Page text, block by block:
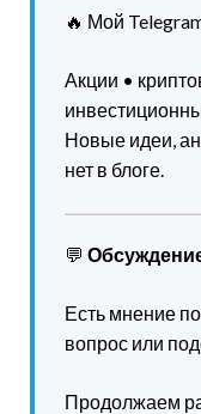
🔥 Мой
Акции •
Новые идеи,
нет в блоге.
💬
Есть мнение
вопрос или
Продолжаем